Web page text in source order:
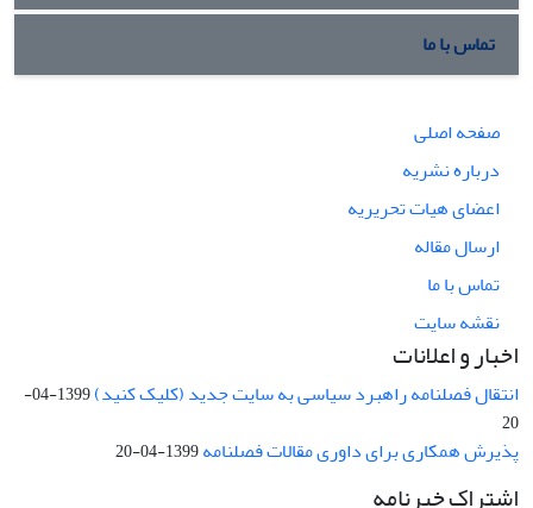
تماس با ما
صفحه اصلی
درباره نشریه
اعضای هیات تحریریه
ارسال مقاله
تماس با ما
نقشه سایت
اخبار و اعلانات
انتقال فصلنامه راهبرد سیاسی به سایت جدید (کلیک کنید)
1399-04-
20
پذیرش همکاری برای داوری مقالات فصلنامه1399-04-20
اشتراک خبرنامه